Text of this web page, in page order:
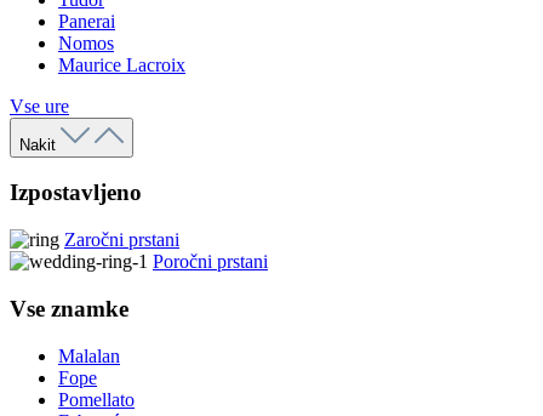
Panerai
Nomos
Maurice Lacroix
Vse ure
Nakit
Izpostavljeno
Zaročni prstani
Poročni prstani
Vse znamke
Malalan
Fope
Pomellato